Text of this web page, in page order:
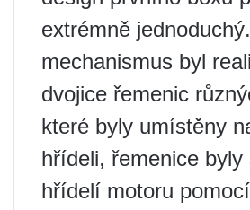
extrémně
mechanismus byl
dvojice řemenic
které byly umístěny
hřídeli, řemenice byly
hřídelí motoru